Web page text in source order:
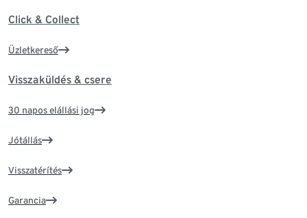
Click & Collect
Üzletkereső
Visszaküldés & csere
30 napos elállási jog
Jótállás
Visszatérítés
Garancia